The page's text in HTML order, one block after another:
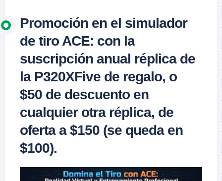
Promoción en el simulador
de tiro ACE: con la
suscripción anual réplica de
la P320XFive de regalo, o
$50 de descuento en
cualquier otra réplica, de
oferta a $150 (se queda en
$100).